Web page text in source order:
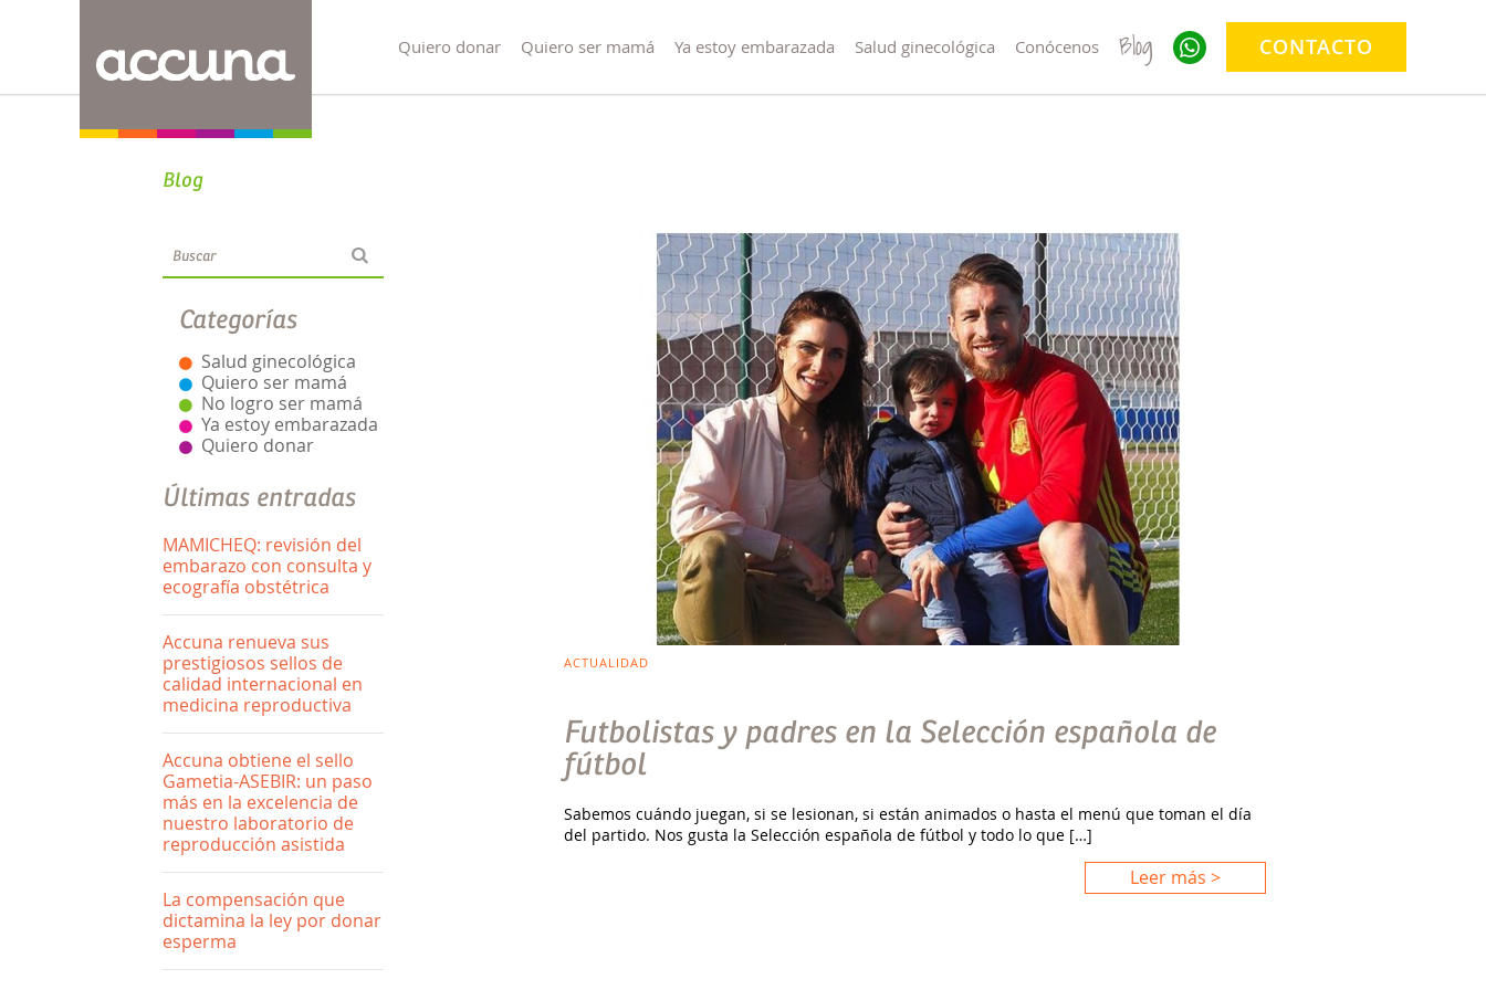
Quiero donar Quiero ser mamá Ya estoy embarazada Salud ginecológica Conócenos Blog CONTACTO
Blog
Categorías
Salud ginecológica
Quiero ser mamá
No logro ser mamá
Ya estoy embarazada
Quiero donar
Últimas entradas
MAMICHEQ: revisión del
embarazo con consulta y
ecografía obstétrica
Accuna renueva sus
prestigiosos sellos de
calidad internacional en
medicina reproductiva
Accuna obtiene el sello
Gametia-ASEBIR: un paso
más en la excelencia de
nuestro laboratorio de
reproducción asistida
La compensación que
dictamina la ley por donar
esperma
ACTUALIDAD
Futbolistas y padres en la Selección española de
fútbol
Sabemos cuándo juegan, si se lesionan, si están animados o hasta el menú que toman el día
del partido. Nos gusta la Selección española de fútbol y todo lo que […]
Leer más >